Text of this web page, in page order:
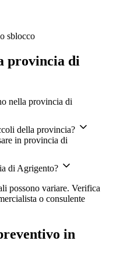
sblocco
provincia di
nella provincia di
della provincia?
in provincia di
di Agrigento?
possono variare. Verifica
o consulente
in